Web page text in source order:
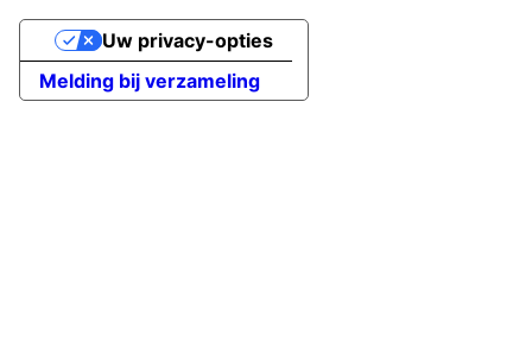
Melding bij verzameling
Uw privacy-opties